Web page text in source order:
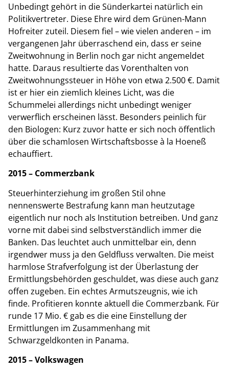
Unbedingt gehört in die Sünderkartei natürlich ein
Politikvertreter. Diese Ehre wird dem Grünen-Mann
Hofreiter zuteil. Diesem fiel – wie vielen anderen – im
vergangenen Jahr überraschend ein, dass er seine
Zweitwohnung in Berlin noch gar nicht angemeldet
hatte. Daraus resultierte das Vorenthalten von
Zweitwohnungssteuer in Höhe von etwa 2.500 €. Damit
ist er hier ein ziemlich kleines Licht, was die
Schummelei allerdings nicht unbedingt weniger
verwerflich erscheinen lässt. Besonders peinlich für
den Biologen: Kurz zuvor hatte er sich noch öffentlich
über die schamlosen Wirtschaftsbosse à la Hoeneß
echauffiert.
2015 – Commerzbank
Steuerhinterziehung im großen Stil ohne
nennenswerte Bestrafung kann man heutzutage
eigentlich nur noch als Institution betreiben. Und ganz
vorne mit dabei sind selbstverständlich immer die
Banken. Das leuchtet auch unmittelbar ein, denn
irgendwer muss ja den Geldfluss verwalten. Die meist
harmlose Strafverfolgung ist der Überlastung der
Ermittlungsbehörden geschuldet, was diese auch ganz
offen zugeben. Ein echtes Armutszeugnis, wie ich
finde. Profitieren konnte aktuell die Commerzbank. Für
runde 17 Mio. € gab es die eine Einstellung der
Ermittlungen im Zusammenhang mit
Schwarzgeldkonten in Panama.
2015 – Volkswagen